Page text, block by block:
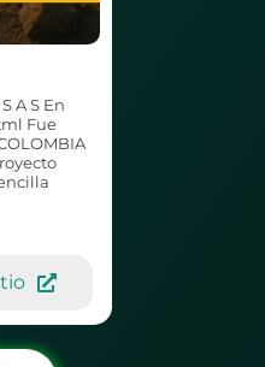
A S En
Fue